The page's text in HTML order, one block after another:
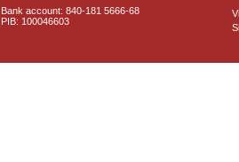
Bank account: 840-181 5666-68
PIB: 100046603